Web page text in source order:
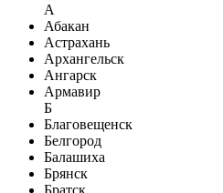
А
Абакан
Астрахань
Архангельск
Ангарск
Армавир
Б
Благовещенск
Белгород
Балашиха
Брянск
Братск